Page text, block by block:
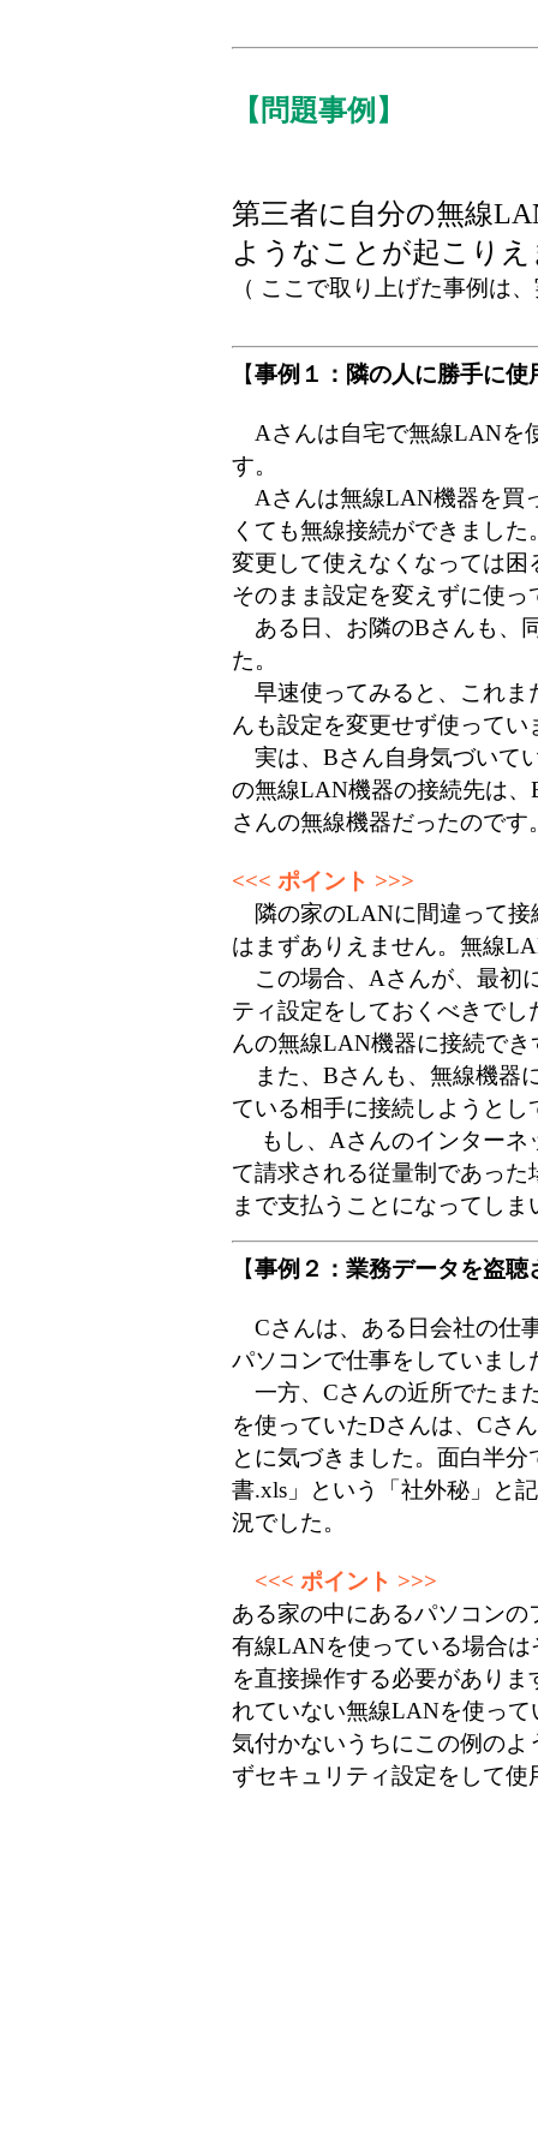
【問題事例】
第三者に自分の無線
ようなことが起こり
（ ここで取り上げた事例は
【事例１：隣の人に勝手に使
Aさんは自宅で無線LANを
す。
Aさんは無線LAN機器を買
くても無線接続ができまし
変更して使えなくなっては
そのまま設定を変えずに使っ
ある日、お隣のBさんも、
た。
早速使ってみると、これま
んも設定を変更せず使ってい
実は、Bさん自身気づいて
の無線LAN機器の接続先は
さんの無線機器だったのです
<<< ポイント >>>
隣の家のLANに間違って接
はまずありえません。無線
この場合、Aさんが、最初
ティ設定をしておくべきで
んの無線LAN機器に接続で
また、Bさんも、無線機器
ている相手に接続しようと
もし、Aさんのインターネ
て請求される従量制であっ
まで支払うことになってしま
【事例２：業務データを盗聴
Cさんは、ある日会社の仕
パソコンで仕事をしていまし
一方、Cさんの近所でたま
を使っていたDさんは、Cさ
とに気づきました。面白半
書.xls」という「社外秘」と
況でした。
<<< ポイント >>>
ある家の中にあるパソコン
有線LANを使っている場合
を直接操作する必要があり
れていない無線LANを使っ
気付かないうちにこの例の
ずセキュリティ設定をして使